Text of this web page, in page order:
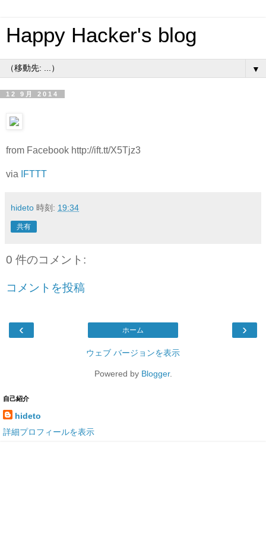
Happy Hacker's blog
▼
12 9月 2014
from Facebook http://ift.tt/X5Tjz3
via IFTTT
hideto 時刻: 19:34
共有
0 件のコメント:
コメントを投稿
‹ ›
ホーム
ウェブ バージョンを表示
Powered by Blogger.
自己紹介
hideto
詳細プロフィールを表示